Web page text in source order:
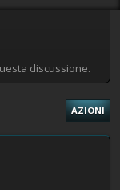
discussione.
AZIONI